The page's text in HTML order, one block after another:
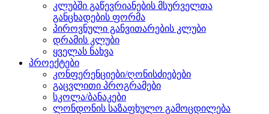
კლუბში გაწევრიანების მსურველთა
განცხადების ფორმა
პიროვნული განვითარების კლუბი
დრამის კლუბი
ყველას ნახვა
პროექტები
კონფერენციები/ღონისძიებები
გაცვლითი პროგრამები
სკოლა/ბანაკები
ლონდონის საზაფხულო გამოცდილება